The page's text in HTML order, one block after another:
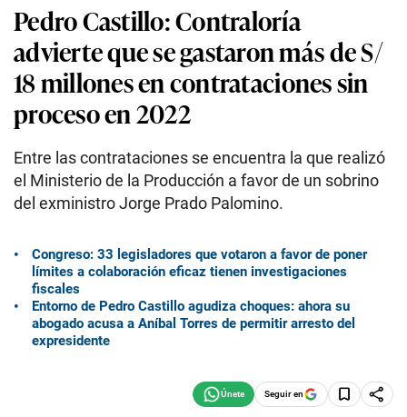
Pedro Castillo: Contraloría
advierte que se gastaron más de S/
18 millones en contrataciones sin
proceso en 2022
Entre las contrataciones se encuentra la que realizó
el Ministerio de la Producción a favor de un sobrino
del exministro Jorge Prado Palomino.
Congreso: 33 legisladores que votaron a favor de poner
límites a colaboración eficaz tienen investigaciones
fiscales
Entorno de Pedro Castillo agudiza choques: ahora su
abogado acusa a Aníbal Torres de permitir arresto del
expresidente
Seguir en